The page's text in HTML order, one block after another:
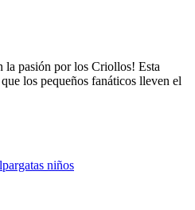
la pasión por los Criollos! Esta
los pequeños fanáticos lleven el